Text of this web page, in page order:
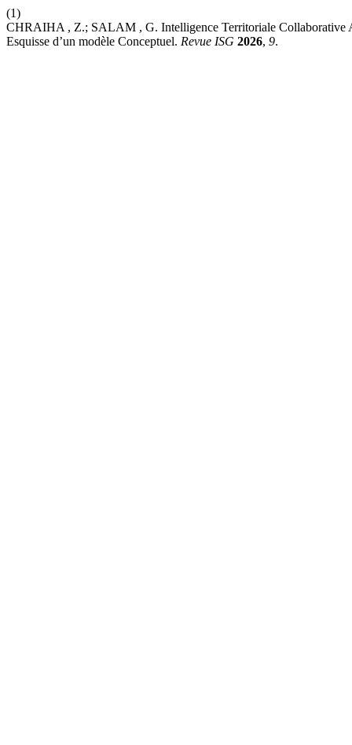
(1)
CHRAIHA , Z.; SALAM , G. Intelligence Territoriale Collaborative
Esquisse d’un modèle Conceptuel. Revue ISG 2026, 9.